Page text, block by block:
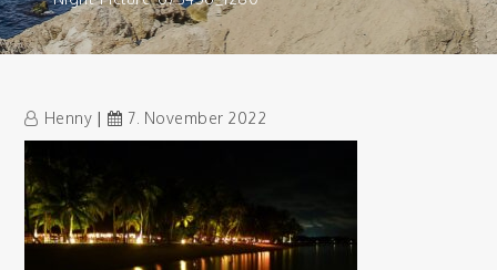
Henny 7. November 2022